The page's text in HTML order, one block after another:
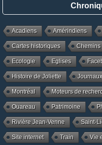
Acadiens Amérindiens
Cartes historiques Chemins
Ecologie Eglises
Histoire de Joliette
Montréal Moteurs de
Ouareau Patrimoine
Rivière Jean-Venne Saint-
Site internet Train Vie